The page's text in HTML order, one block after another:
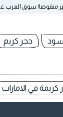
منقوصا! سوق العرب
حجر كريم
كريمة في الامارات